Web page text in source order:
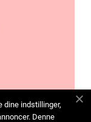
dine indstillinger,
Denne